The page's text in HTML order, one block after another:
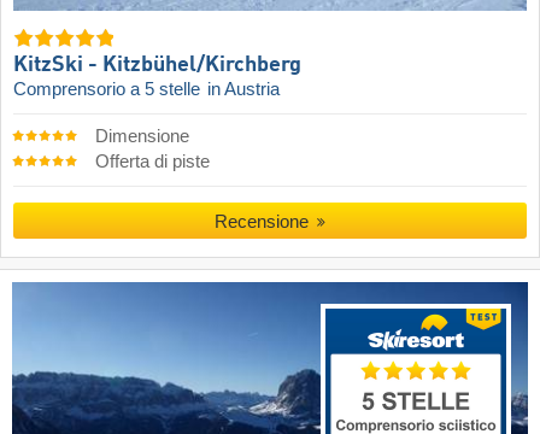
KitzSki - Kitzbühel/​Kirchberg
Comprensorio a 5 stelle in Austria
Dimensione
Offerta di piste
Recensione